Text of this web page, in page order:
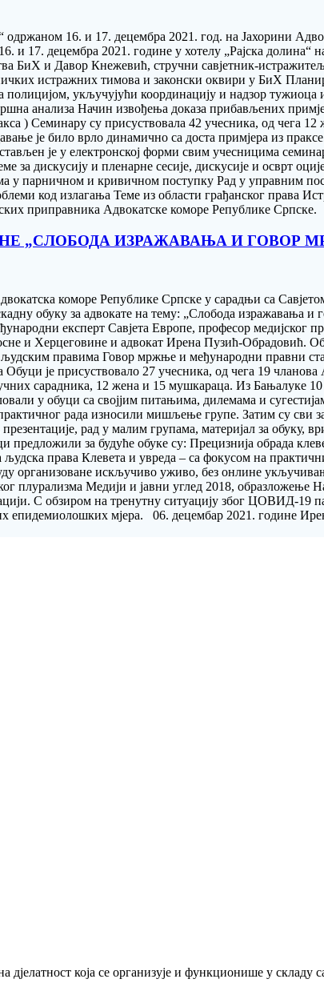
16. и 17. децембра 2021. год. на Јахорини
и 17. децембра 2021. године у хотелу „Рајска
и Давор Кнежевић, стручни савјетник-
истражних тимова и законски оквири у БиХ
укључујући координацију и надзор
анализа Начин извођења доказа прибављених
) Семинару су присуствовала 42 учесника, од чега
је било врло динамично са доста примјера из
је у електронској форми свим учесницима
за дискусију и пленарне сесије, дискусије и осврт
у парничном и кривичном поступку Рад у управним
код излагања Теме из области грађанског права
приправника Адвокатске коморе Републике Српске.
„СЛОБОДА ИЗРАЖАВАЊА И ГОВОР
коморе Републике Српске у сарадњи са
обуку за адвокате на тему: „Слобода изражавања
експерт Савјета Европе, професор медијског
и Херцеговине и адвокат Ирена Пузић-Обрадовић.
правима Говор мржње и међународни правни
је присуствовало 27 учесника, од чега 19
сарадника, 12 жена и 15 мушкараца. Из Бањалуке
у обуци са својјим питањима, дилемама и
рада износили мишљење групе. Затим су сви
рад у малим групама, материјал за обуку,
предложили за будуће обуке су: Прецизнија обрада
права Клевета и увреда – са фокусом на
организоване искључиво уживо, без онлине
плурализма Медији и јавни углед 2018, образложење
С обзиром на тренутну ситуацију због ЦОВИД-19
епидемиолошких мјера. 06. децембар 2021. године
дјелатност која се организује и функционише у